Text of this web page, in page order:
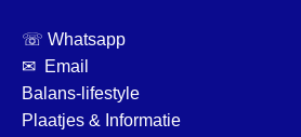
☏ Whatsapp
✉ Email
Balans-lifestyle
Plaatjes & Informatie